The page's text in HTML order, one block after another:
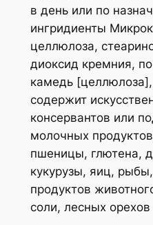
в день или по
ингридиенты
целлюлоза,
диоксид кремния,
камедь
содержит
консервантов или
молочных
пшеницы, глютена,
кукурузы, яиц,
продуктов
соли, лесных